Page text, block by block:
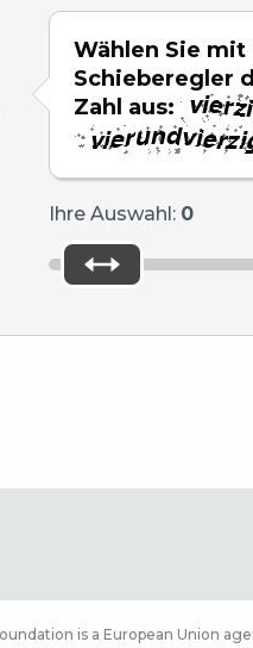
Wählen Sie mit
Schieberegler
Zahl aus:
Ihre Auswahl: 0
is a European Union